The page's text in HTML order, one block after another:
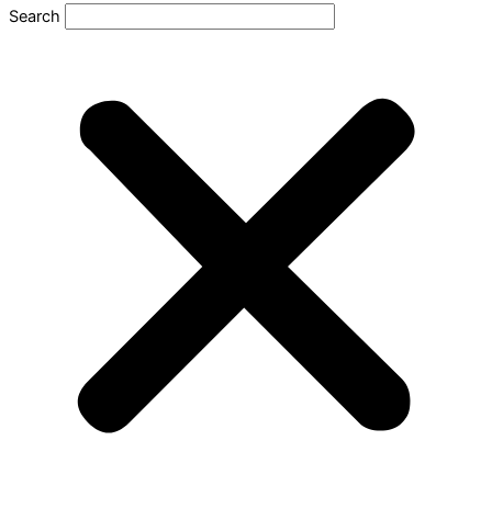
Search